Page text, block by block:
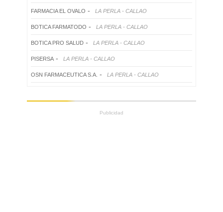
FARMACIA EL OVALO - LA PERLA - CALLAO
BOTICA FARMATODO - LA PERLA - CALLAO
BOTICA PRO SALUD - LA PERLA - CALLAO
PISERSA - LA PERLA - CALLAO
OSN FARMACEUTICA S.A. - LA PERLA - CALLAO
Publicidad